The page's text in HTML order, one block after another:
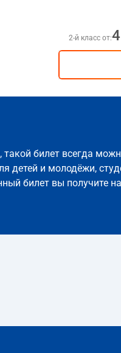
2-й класс от:
такой билет всегда
детей и молодёжи,
билет вы получите